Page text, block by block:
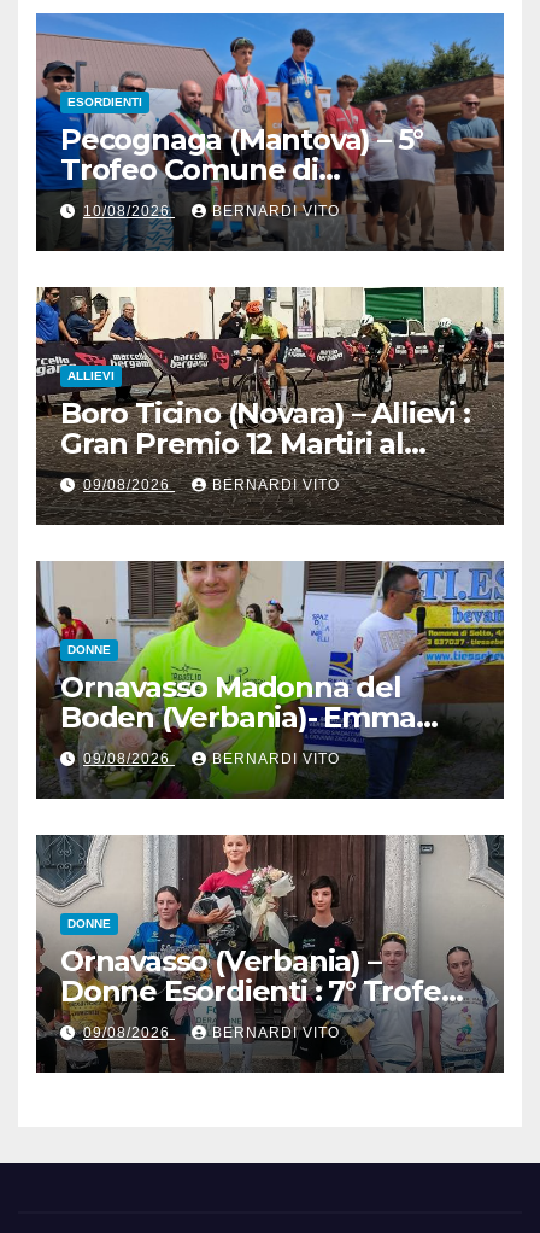
ESORDIENTI
Pecognaga (Mantova) – 5°
Trofeo Comune di
Pecognaga – Doppia gara
Esordienti – Organizzazione
Ciclo Club Guidizzolo 1977:
Fotoservizio di Paolo Biondo
10/08/2026 BERNARDI VITO
ALLIEVI
Boro Ticino (Novara) – Allievi :
Gran Premio 12 Martiri al
trentino Pietro Valenti
(Ciclistica Dro) con 1’30” sul
bergamasco Pietro resca (SC
Romanese) – Servizio
fotografico di Luciano
Pedretti
09/08/2026 BERNARDI VITO
DONNE
Ornavasso Madonna del
Boden (Verbania)- Emma
Cocca per la rivincita su
Firenze, Elisa Paiusco
Sansottera per la riconferma
tra le migliori Donne Allieve
09/08/2026 BERNARDI VITO
DONNE
Ornavasso (Verbania) –
Donne Esordienti : 7° Trofeo
Santuario Madonna del
Boden, Aurora Cerame e
Martina Zavattero le neo
09/08/2026 BERNARDI VITO